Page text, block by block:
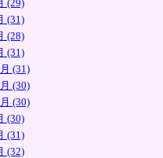
(29)
(31)
(28)
(31)
(31)
(30)
(30)
(30)
(31)
(32)